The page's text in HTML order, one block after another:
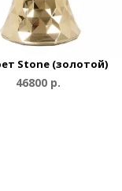
Stone (золотой)
46800 р.